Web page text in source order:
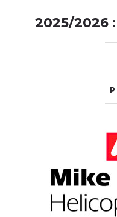
2025/2026